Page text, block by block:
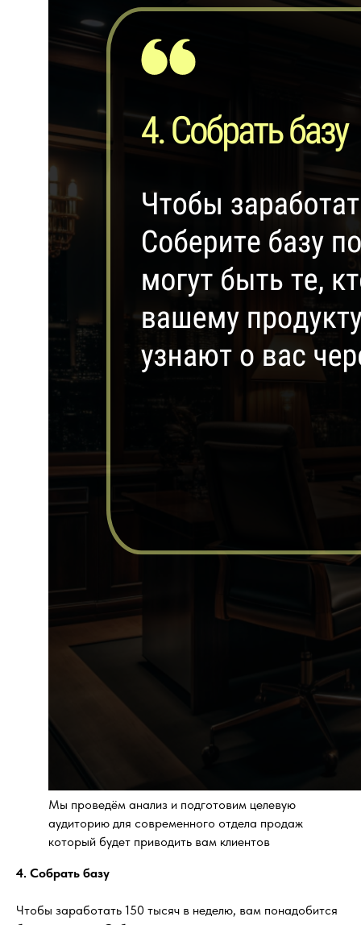
Мы проведём анализ и подготовим целевую
аудиторию для современного отдела продаж
который будет приводить вам клиентов
4. Собрать базу
Чтобы заработать 150 тысяч в неделю, вам понадобится